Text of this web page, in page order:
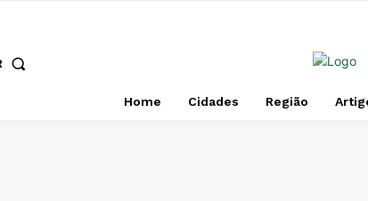
Home Cidades Região